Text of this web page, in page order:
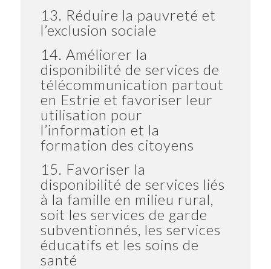
13. Réduire la pauvreté et
l’exclusion sociale
14. Améliorer la
disponibilité de services de
télécommunication partout
en Estrie et favoriser leur
utilisation pour
l’information et la
formation des citoyens
15. Favoriser la
disponibilité de services liés
à la famille en milieu rural,
soit les services de garde
subventionnés, les services
éducatifs et les soins de
santé